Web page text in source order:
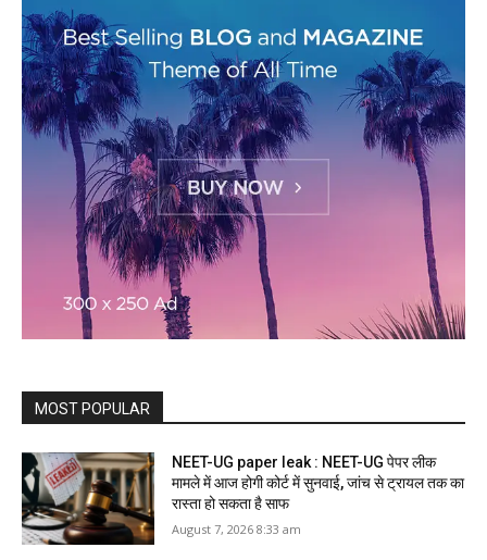
MOST POPULAR
NEET-UG paper leak : NEET-UG पेपर लीक
मामले में आज होगी कोर्ट में सुनवाई, जांच से ट्रायल तक का
रास्ता हो सकता है साफ
August 7, 2026 8:33 am